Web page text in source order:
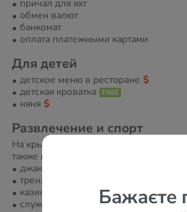
Бажаєте
причал для яхт
обмен валют
банкомат
оплата платежными картами
Для детей
детское меню в ресторане
детская кроватка
няня
Развлечение и спорт
На крыше отеля расположен
также к услугам гостей — фитнес-
джакузи
тренажерный зал
казино
служба организации торжеств